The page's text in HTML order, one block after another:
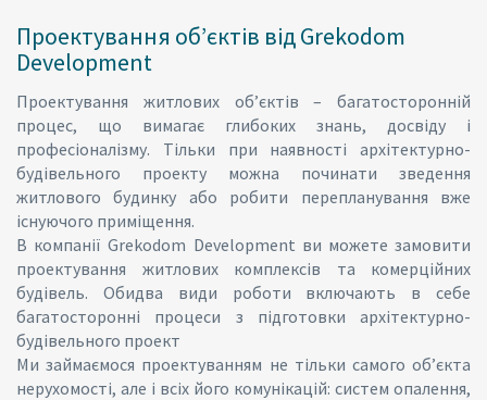
Проектування об’єктів від Grekodom
Development
Проектування житлових об’єктів – багатосторонній
процес, що вимагає глибоких знань, досвіду і
професіоналізму. Тільки при наявності архітектурно-
будівельного проекту можна починати зведення
житлового будинку або робити перепланування вже
існуючого приміщення.
В компанії Grekodom Development ви можете замовити
проектування житлових комплексів та комерційних
будівель. Обидва види роботи включають в себе
багатосторонні процеси з підготовки архітектурно-
будівельного проект
Ми займаємося проектуванням не тільки самого об’єкта
нерухомості, але і всіх його комунікацій: систем опалення,